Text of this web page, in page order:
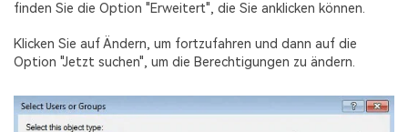
finden Sie die Option "Erweitert", die Sie anklicken können.
Klicken Sie auf Ändern, um fortzufahren und dann auf die
Option "Jetzt suchen", um die Berechtigungen zu ändern.